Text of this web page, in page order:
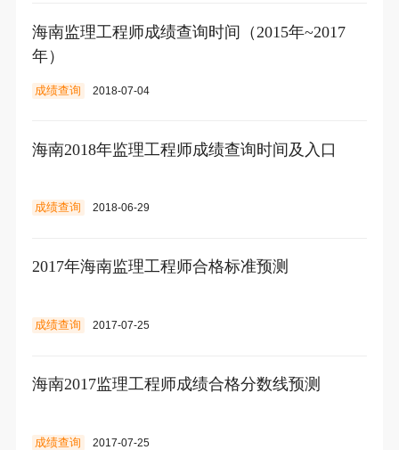
海南监理工程师成绩查询时间（2015年~2017
年）
成绩查询 2018-07-04
海南2018年监理工程师成绩查询时间及入口
成绩查询 2018-06-29
2017年海南监理工程师合格标准预测
成绩查询 2017-07-25
海南2017监理工程师成绩合格分数线预测
成绩查询 2017-07-25